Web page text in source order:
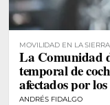
MOVILIDAD EN LA
La Comunidad
temporal de
afectados por
ANDRÉS FIDALGO